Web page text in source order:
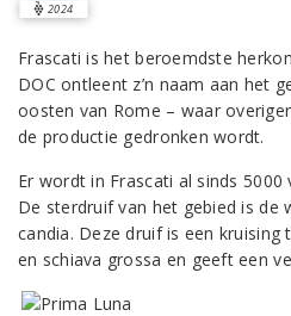
2024
Frascati is het beroemdste
DOC ontleent z’n naam aan het
oosten van Rome – waar
de productie gedronken wordt.
Er wordt in Frascati al sinds
De sterdruif van het gebied is de
candia. Deze druif is een kruising
en schiava grossa en geeft een